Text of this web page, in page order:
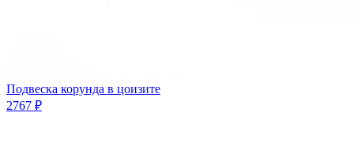
Подвеска корунда в цоизите
2767 ₽